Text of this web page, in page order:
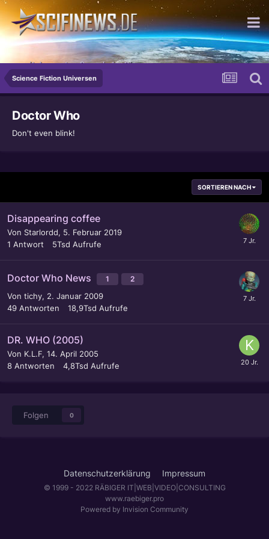
...mit dem guten Geruch der Gier
Science Fiction Universen
Doctor Who
Don't even blink!
SORTIEREN NACH
Disappearing coffee
Von Starlordd, 5. Februar 2019
1 Antwort 5Tsd Aufrufe
Doctor Who News 1 2
Von tichy, 2. Januar 2009
49 Antworten 18,9Tsd Aufrufe
DR. WHO (2005)
Von K.L.F, 14. April 2005
8 Antworten 4,8Tsd Aufrufe
Folgen 0
Datenschutzerklärung Impressum
© 1999 - 2022 RÄBIGER IT|WEB|VIDEO|CONSULTING
www.raebiger.pro
Powered by Invision Community